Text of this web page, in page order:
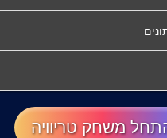
משחק טריוויה